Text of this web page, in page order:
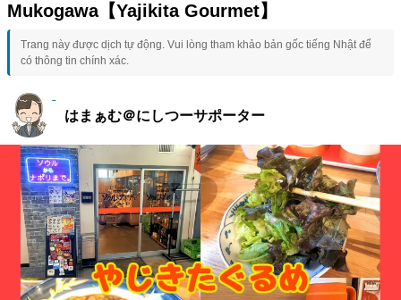
Mukogawa【Yajikita Gourmet】
Trang này được dịch tự động. Vui lòng tham khảo bản gốc tiếng Nhật để
có thông tin chính xác.
はまぁむ＠にしつーサポーター